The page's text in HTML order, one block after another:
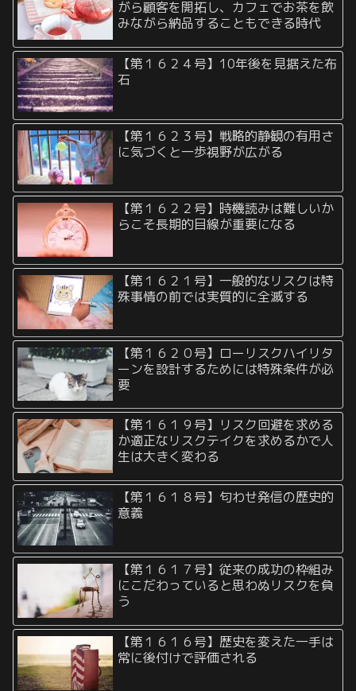
がら顧客を開拓し、カフェでお茶を飲
みながら納品することもできる時代
【第１６２４号】10年後を見据えた布
石
【第１６２３号】戦略的静観の有用さ
に気づくと一歩視野が広がる
【第１６２２号】時機読みは難しいか
らこそ長期的目線が重要になる
【第１６２１号】一般的なリスクは特
殊事情の前では実質的に全滅する
【第１６２０号】ローリスクハイリタ
ーンを設計するためには特殊条件が必
要
【第１６１９号】リスク回避を求める
か適正なリスクテイクを求めるかで人
生は大きく変わる
【第１６１８号】匂わせ発信の歴史的
意義
【第１６１７号】従来の成功の枠組み
にこだわっていると思わぬリスクを負
う
【第１６１６号】歴史を変えた一手は
常に後付けで評価される